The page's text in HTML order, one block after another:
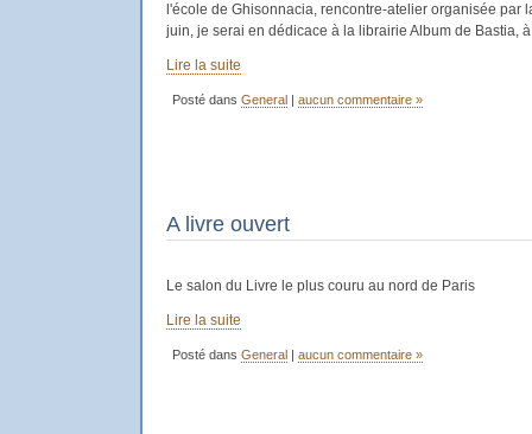
l'école de Ghisonnacia, rencontre-atelier organisée par
juin, je serai en dédicace à la librairie Album de Bastia,
Lire la suite
Posté dans General aucun commentaire »
A livre ouvert
Le salon du Livre le plus couru au nord de Paris
Lire la suite
Posté dans General aucun commentaire »